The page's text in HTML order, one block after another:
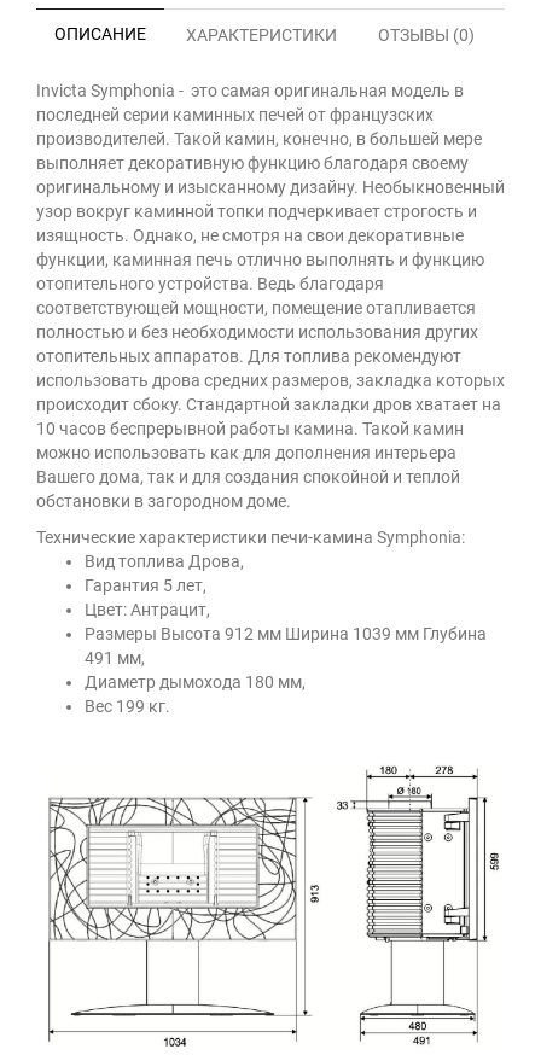
ОПИСАНИЕ ХАРАКТЕРИСТИКИ ОТЗЫВЫ (0)
Invicta Symphonia - это самая оригинальная модель в
последней серии каминных печей от французских
производителей. Такой камин, конечно, в большей мере
выполняет декоративную функцию благодаря своему
оригинальному и изысканному дизайну. Необыкновенный
узор вокруг каминной топки подчеркивает строгость и
изящность. Однако, не смотря на свои декоративные
функции, каминная печь отлично выполнять и функцию
отопительного устройства. Ведь благодаря
соответствующей мощности, помещение отапливается
полностью и без необходимости использования других
отопительных аппаратов. Для топлива рекомендуют
использовать дрова средних размеров, закладка которых
происходит сбоку. Стандартной закладки дров хватает на
10 часов беспрерывной работы камина. Такой камин
можно использовать как для дополнения интерьера
Вашего дома, так и для создания спокойной и теплой
обстановки в загородном доме.
Технические характеристики печи-камина Symphonia:
Вид топлива Дрова,
Гарантия 5 лет,
Цвет: Антрацит,
Размеры Высота 912 мм Ширина 1039 мм Глубина
491 мм,
Диаметр дымохода 180 мм,
Вес 199 кг.